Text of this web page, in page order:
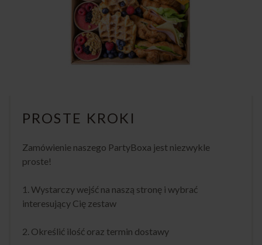
PROSTE KROKI
Zamówienie naszego PartyBoxa jest niezwykle
proste!
1. Wystarczy wejść na naszą stronę i wybrać
interesujący Cię zestaw
2. Określić ilość oraz termin dostawy